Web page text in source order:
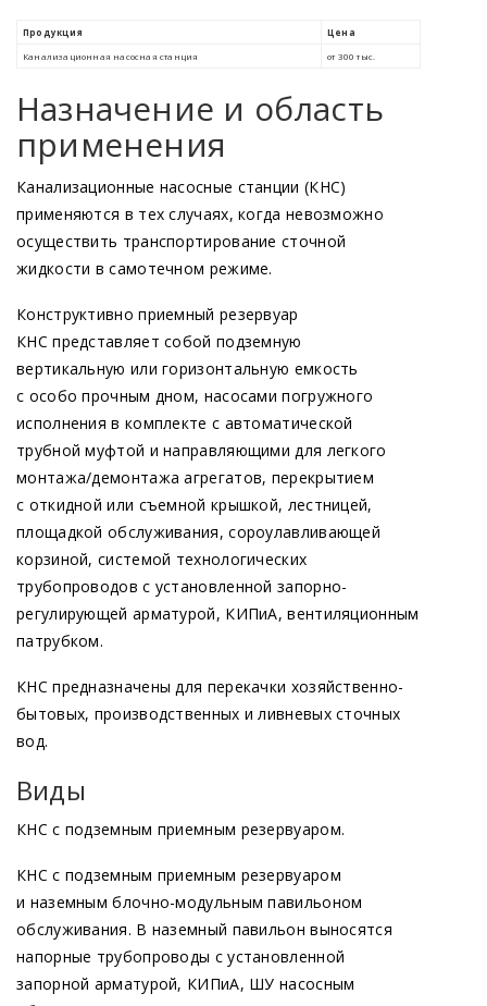
Назначение и область
применения
Канализационные насосные станции (КНС)
применяются в тех случаях, когда невозможно
осуществить транспортирование сточной
жидкости в самотечном режиме.
Конструктивно приемный резервуар
КНС представляет собой подземную
вертикальную или горизонтальную емкость
с особо прочным дном, насосами погружного
исполнения в комплекте с автоматической
трубной муфтой и направляющими для легкого
монтажа/демонтажа агрегатов, перекрытием
с откидной или съемной крышкой, лестницей,
площадкой обслуживания, сороулавливающей
корзиной, системой технологических
трубопроводов с установленной запорно-
регулирующей арматурой, КИПиА, вентиляционным
патрубком.
КНС предназначены для перекачки хозяйственно-
бытовых, производственных и ливневых сточных
вод.
Виды
КНС с подземным приемным резервуаром.
КНС с подземным приемным резервуаром
и наземным блочно-модульным павильоном
обслуживания. В наземный павильон выносятся
напорные трубопроводы с установленной
запорной арматурой, КИПиА, ШУ насосным